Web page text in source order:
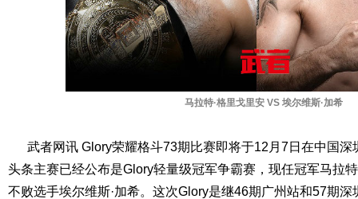
马拉特·格里戈里安 VS 埃尔维斯·加希
武者网讯 Glory荣耀格斗73期比赛即将于12月7日在中国深
头条主赛已经公布是Glory轻量级冠军争霸赛，现任冠军马拉
不败选手埃尔维斯·加希。这次Glory是继46期广州站和57期